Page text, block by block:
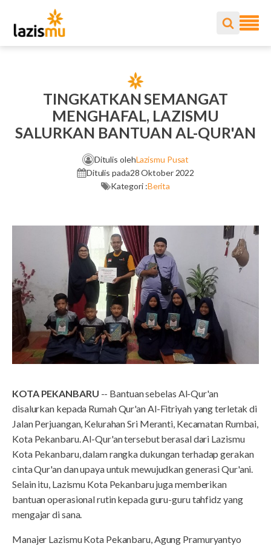
TINGKATKAN SEMANGAT
MENGHAFAL, LAZISMU
SALURKAN BANTUAN AL-QUR'AN
Ditulis olehLazismu Pusat
Ditulis pada28 Oktober 2022
Kategori :Berita
KOTA PEKANBARU -- Bantuan sebelas Al-Qur'an
disalurkan kepada Rumah Qur'an Al-Fitriyah yang terletak di
Jalan Perjuangan, Kelurahan Sri Meranti, Kecamatan Rumbai,
Kota Pekanbaru. Al-Qur'an tersebut berasal dari Lazismu
Kota Pekanbaru, dalam rangka dukungan terhadap gerakan
cinta Qur'an dan upaya untuk mewujudkan generasi Qur'ani.
Selain itu, Lazismu Kota Pekanbaru juga memberikan
bantuan operasional rutin kepada guru-guru tahfidz yang
mengajar di sana.
Manajer Lazismu Kota Pekanbaru, Agung Pramuryantyo